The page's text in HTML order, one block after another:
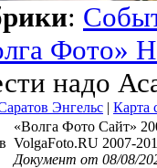
:
Фото»
надо
Энгельс | Карта
«Волга Фото Сайт»
VolgaFoto.RU 2007-
Документ от 08/08/